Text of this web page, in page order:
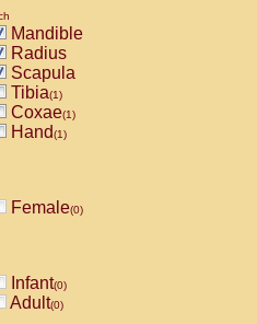
Mandible
Radius
Scapula
Tibia(1)
Coxae(1)
Hand(1)
Female(0)
Infant(0)
Adult(0)